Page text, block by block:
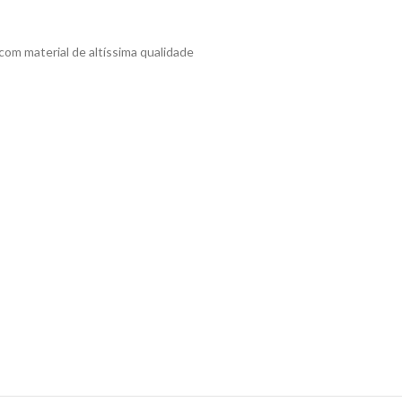
material de altíssima qualidade